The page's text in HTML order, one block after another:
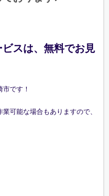
スは、無料でお見
です！
可能な場合もありますので、